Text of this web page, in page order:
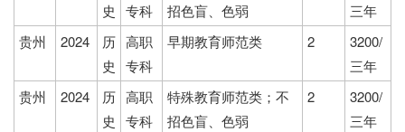
史
专科
招色盲、色弱
三年
贵州
2024
历
史
高职
专科
早期教育师范类 2
3200/
三年
贵州
2024
历
史
高职
专科
特殊教育师范类；不
招色盲、色弱
2
3200/
三年